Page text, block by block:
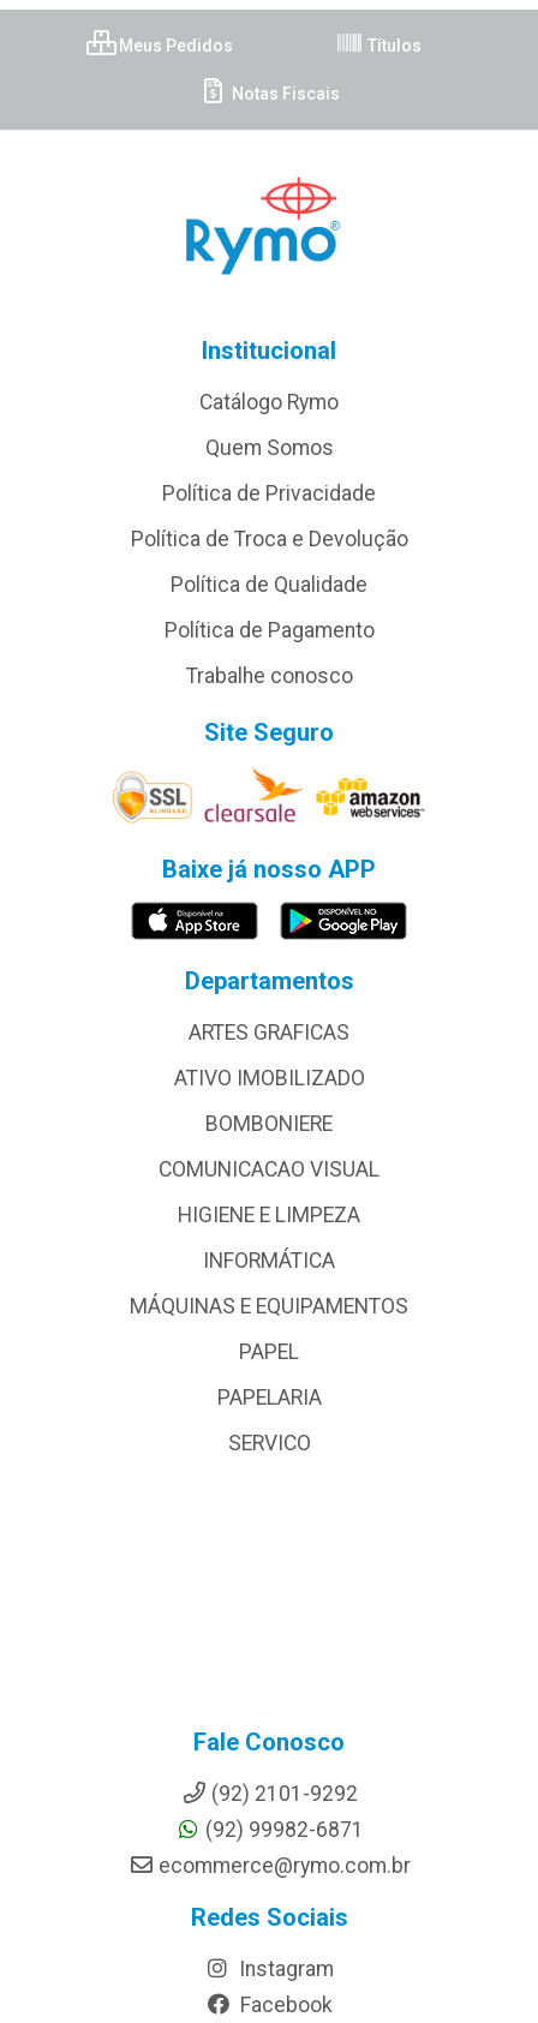
Meus Pedidos Títulos
Notas Fiscais
Institucional
Catálogo Rymo
Quem Somos
Política de Privacidade
Política de Troca e Devolução
Política de Qualidade
Política de Pagamento
Trabalhe conosco
Site Seguro
Baixe já nosso APP
Departamentos
ARTES GRAFICAS
ATIVO IMOBILIZADO
BOMBONIERE
COMUNICACAO VISUAL
HIGIENE E LIMPEZA
INFORMÁTICA
MÁQUINAS E EQUIPAMENTOS
PAPEL
PAPELARIA
SERVICO
Fale Conosco
(92) 2101-9292
(92) 99982-6871
ecommerce@rymo.com.br
Redes Sociais
Instagram
Facebook